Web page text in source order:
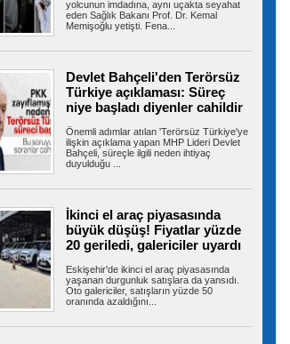
geldi
İstanbul'daki ilçe milli eğitim müdürleri değişimi
Bayrampaşa'yı da etkiledi....
CHP Bayrampaşa'da yeni
dönem! İlçe Başkanlığına Mersin Balkan
atandı
yapılanma kapsamında...
Arnavutköy’de sosyal konutlar
hızla yükseliyor
Arnavutköy’de TOKİ tarafından yapımı
yolcunun imdadına, aynı uçakta seyahat
eden Sağlık Bakanı Prof. Dr. Kemal
Memişoğlu yetişti. Fena...
Devlet Bahçeli'den Terörsüz
Türkiye açıklaması: Süreç
niye başladı diyenler cahildir
Önemli adımlar atılan 'Terörsüz Türkiye'ye
ilişkin açıklama yapan MHP Lideri Devlet
Bahçeli, süreçle ilgili neden ihtiyaç
duyulduğu ...
İkinci el araç piyasasında
büyük düşüş! Fiyatlar yüzde
20 geriledi, galericiler uyardı
Eskişehir'de ikinci el araç piyasasında
yaşanan durgunluk satışlara da yansıdı.
Oto galericiler, satışların yüzde 50
oranında azaldığını...